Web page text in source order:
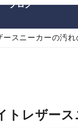
ブログ
ースニーカーの汚
トレザー